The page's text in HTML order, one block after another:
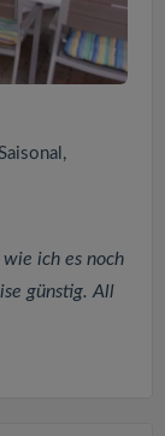
ich es noch
günstig. All